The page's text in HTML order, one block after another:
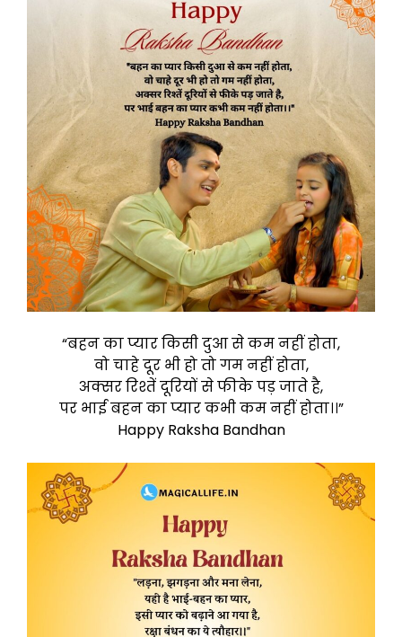
“बहन का प्यार किसी दुआ से कम नहीं होता,
वो चाहे दूर भी हो तो गम नहीं होता,
अक्सर रिश्तें दूरियों से फीके पड़ जाते है,
पर भाई बहन का प्यार कभी कम नहीं होता।।”
Happy Raksha Bandhan